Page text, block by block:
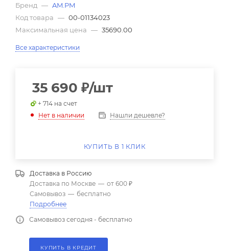
Бренд — AM.PM
Код товара — 00-01134023
Максимальная цена — 35690.00
Все характеристики
35 690 ₽/шт
+ 714 на счет
Нет в наличии
Нашли дешевле?
КУПИТЬ В 1 КЛИК
Доставка в Россию
Доставка по Москве — от 600 ₽
Самовывоз — бесплатно
Подробнее
Самовывоз сегодня - бесплатно
КУПИТЬ В КРЕДИТ